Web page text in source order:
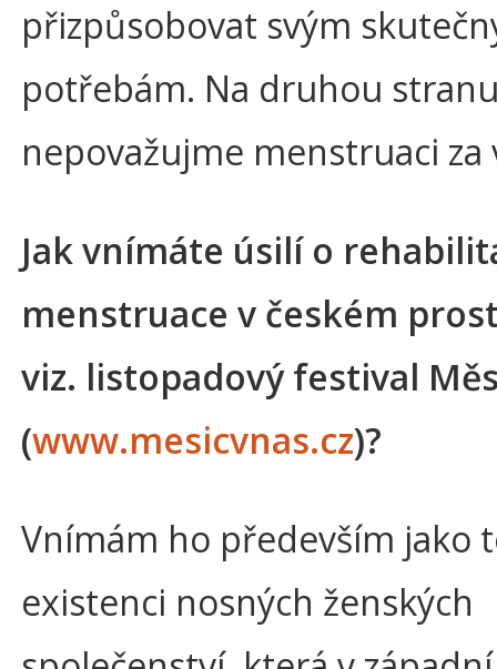
přizpůsobovat svým
potřebám. Na druhou
nepovažujme menstruaci za
Jak vnímáte úsilí o
menstruace v českém
viz. listopadový festival
(www.mesicvnas.cz)?
Vnímám ho především jako
existenci nosných ženských